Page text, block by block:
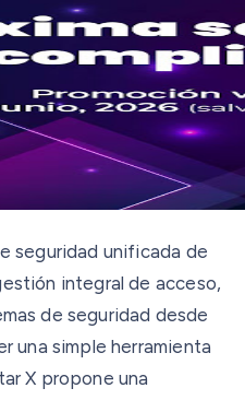
seguridad unificada de
integral de acceso,
de seguridad desde
una simple herramienta
X propone una